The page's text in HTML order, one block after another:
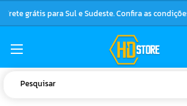
Frete grátis para Sul e Sudeste. Confira as